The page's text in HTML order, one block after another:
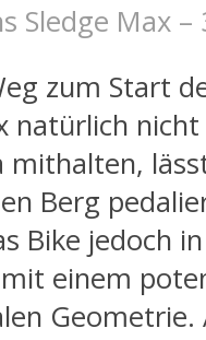
Sledge Max
zum Start
natürlich
mithalten,
Berg
Bike jedoch
einem